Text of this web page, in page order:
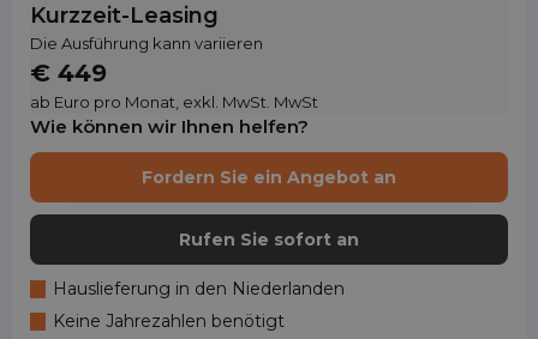
Kurzzeit-Leasing
Die Ausführung kann variieren
€ 449
ab Euro pro Monat, exkl. MwSt. MwSt
Wie können wir Ihnen helfen?
Fordern Sie ein Angebot an
Rufen Sie sofort an
Hauslieferung in den Niederlanden
Keine Jahrezahlen benötigt